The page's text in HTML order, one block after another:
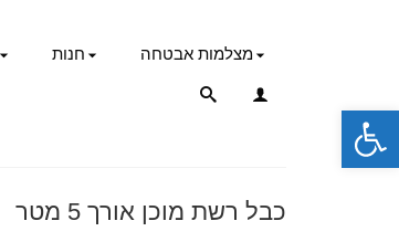
פתח סרגל נגישות
מצלמות אבטחה חנות
כבל רשת מוכן אורך 5 מטר